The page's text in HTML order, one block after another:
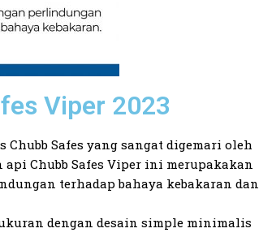
Viper 2023
Chubb Safes yang sangat digemari oleh
Chubb Safes Viper ini merupakakan
terhadap bahaya kebakaran dan
dengan desain simple minimalis